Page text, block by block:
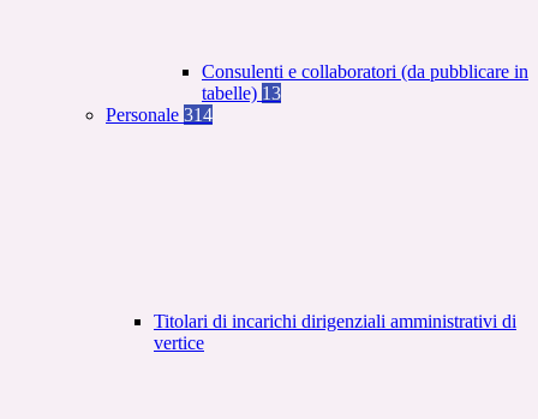
Consulenti e collaboratori (da pubblicare in
tabelle) 13
Personale 314
Titolari di incarichi dirigenziali amministrativi di
vertice